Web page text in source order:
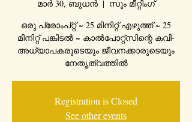
മാർ 30, ബുധൻ
  |
സൂം മീറ്റിംഗ്
ഒരു പ്രോംപ്റ്റ് ~ 25 മിനിറ്റ് എഴുത്ത് ~ 25
മിനിറ്റ് പങ്കിടൽ ~ കാൽപോറ്റ്സിന്റെ കവി-
അധ്യാപകരുടെയും ജീവനക്കാരുടെയും
നേതൃത്വത്തിൽ
Registration is Closed
See other events